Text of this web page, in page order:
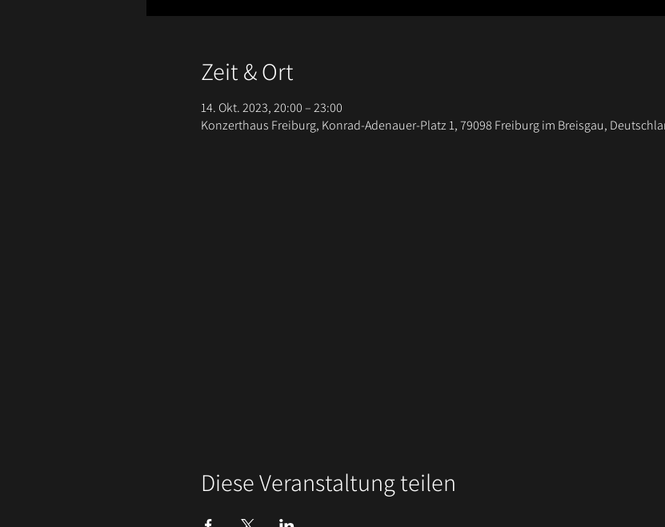
Zeit & Ort
14. Okt. 2023, 20:00 – 23:00
Konzerthaus Freiburg, Konrad-Adenauer-Platz 1, 79098 Freiburg im Breisgau,
Diese Veranstaltung teilen